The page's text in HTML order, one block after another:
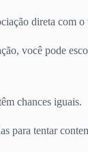
direta com
você pode
chances iguais.
para tentar